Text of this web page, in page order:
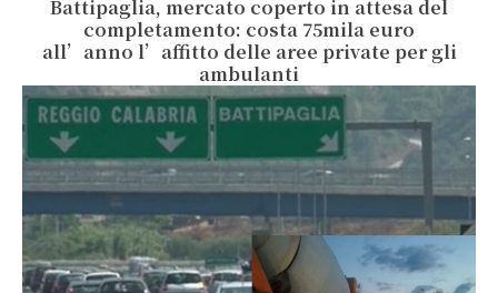
Battipaglia, mercato coperto in attesa del
completamento: costa 75mila euro
all’anno l’affitto delle aree private per gli
ambulanti